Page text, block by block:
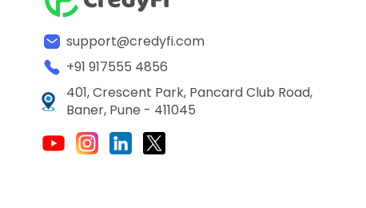
support@credyfi.com
+91 917555 4856
401, Crescent Park, Pancard Club Road,
Baner, Pune - 411045